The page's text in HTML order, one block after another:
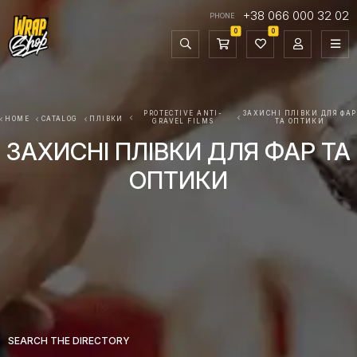
PHONE +38 066 000 32 02
0 0
HOME CATALOG ПЛІВКИ
PROTECTIVE ANTI-
GRAVEL FILMS
ЗАХИСНІ ПЛІВКИ ДЛЯ ФАР
ТА ОПТИКИ
ЗАХИСНІ ПЛІВКИ ДЛЯ ФАР ТА
ОПТИКИ
SEARCH THE DIRECTORY